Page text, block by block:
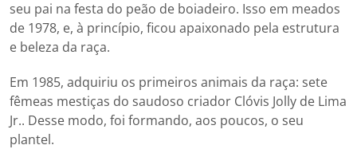
seu pai na festa do peão de boiadeiro. Isso em meados
de 1978, e, à princípio, ficou apaixonado pela estrutura
e beleza da raça.
Em 1985, adquiriu os primeiros animais da raça: sete
fêmeas mestiças do saudoso criador Clóvis Jolly de Lima
Jr.. Desse modo, foi formando, aos poucos, o seu
plantel.